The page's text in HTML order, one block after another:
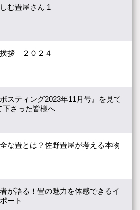
む畳屋さん 1
拶 ２０２４
ポスティング2023年11月号』を見て
下さった皆様へ
な畳とは？佐野畳屋が考える本物
が語る！畳の魅力を体感できるイ
ート